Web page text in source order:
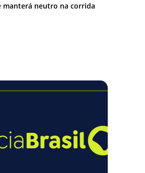
manterá neutro na corrida